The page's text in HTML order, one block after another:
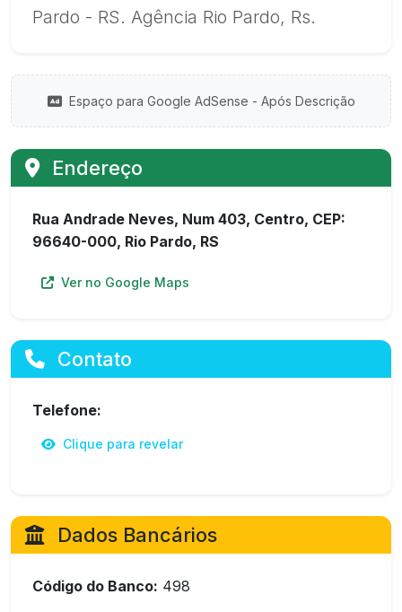
Pardo - RS. Agência Rio Pardo, Rs.
Espaço para Google AdSense - Após Descrição
Endereço
Rua Andrade Neves, Num 403, Centro, CEP:
96640-000, Rio Pardo, RS
Ver no Google Maps
Contato
Telefone:
Clique para revelar
Dados Bancários
Código do Banco: 498